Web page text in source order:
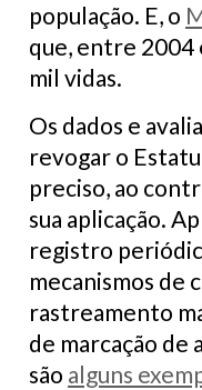
população. E, o
que, entre 2004
mil vidas.
Os dados e
revogar o
preciso, ao
sua aplicação.
registro
mecanismos de
rastreamento
de marcação de
são alguns